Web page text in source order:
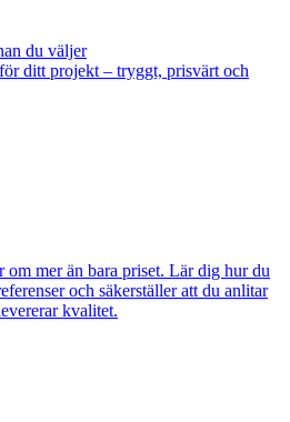
du väljer
ditt projekt – tryggt, prisvärt och
om mer än bara priset. Lär dig hur du
och säkerställer att du anlitar
kvalitet.